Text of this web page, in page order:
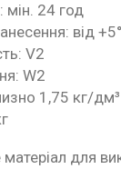
мін. 24 год
від
V2
W2
1,75 кг/дм³
для